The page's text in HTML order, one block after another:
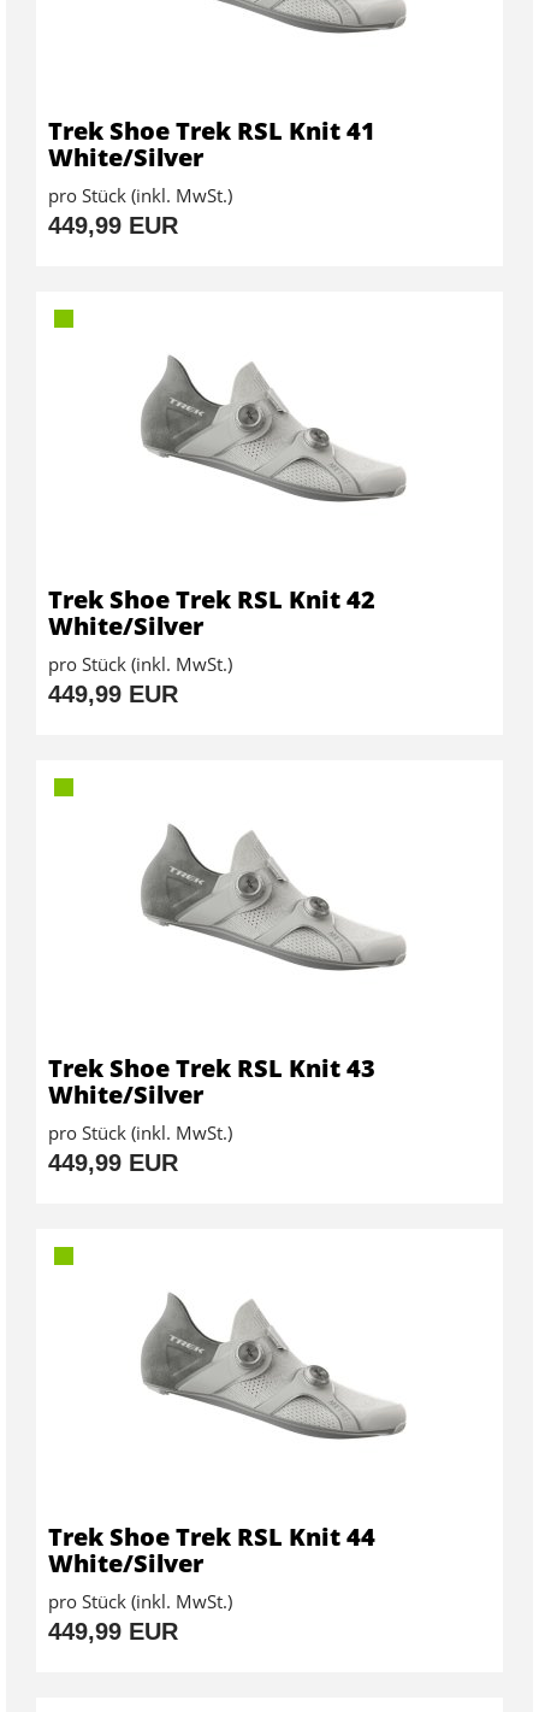
Trek Shoe Trek RSL Knit 41
White/Silver
pro Stück (inkl. MwSt.)
449,99 EUR
Trek Shoe Trek RSL Knit 42
White/Silver
pro Stück (inkl. MwSt.)
449,99 EUR
Trek Shoe Trek RSL Knit 43
White/Silver
pro Stück (inkl. MwSt.)
449,99 EUR
Trek Shoe Trek RSL Knit 44
White/Silver
pro Stück (inkl. MwSt.)
449,99 EUR